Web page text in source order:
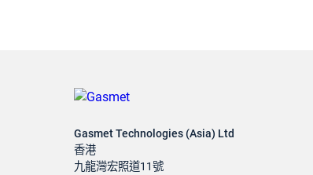
Gasmet Technologies (Asia) Ltd
香港
九龍灣宏照道11號